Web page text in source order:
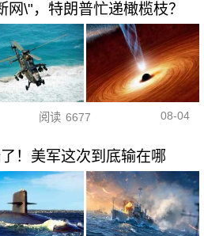
\"，特朗普忙递橄榄枝？
阅读 6677 08-04
！美军这次到底输在哪